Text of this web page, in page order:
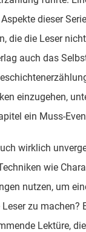
dieser
die die Leser
auch das
einzugehen,
ein Muss-
wirklich
wie
nutzen, um
zu machen?
Lektüre,